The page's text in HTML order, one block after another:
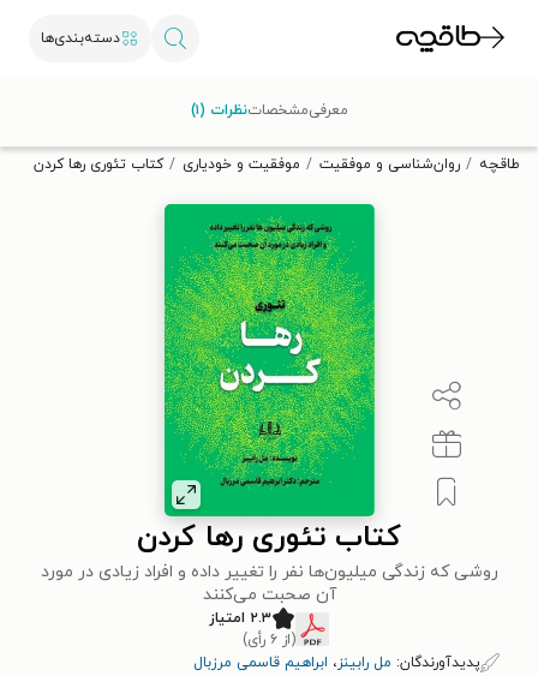
دسته‌بندی‌ها
تخفیف از طاقچه دریافت کن.
طاقچه روان‌شناسی و موفقیت موفقیت و خودیاری کتاب تئوری رها کردن
کتاب تئوری رها کردن
روشی که زندگی میلیون‌ها نفر را تغییر داده و افراد زیادی در مورد
آن صحبت می‌کنند
۲.۳ امتیاز
(از ۶ رأی)
پدیدآورندگان: مل رابینز، ابراهیم قاسمی مرزبال
معرفیمشخصاتنظرات (۱)